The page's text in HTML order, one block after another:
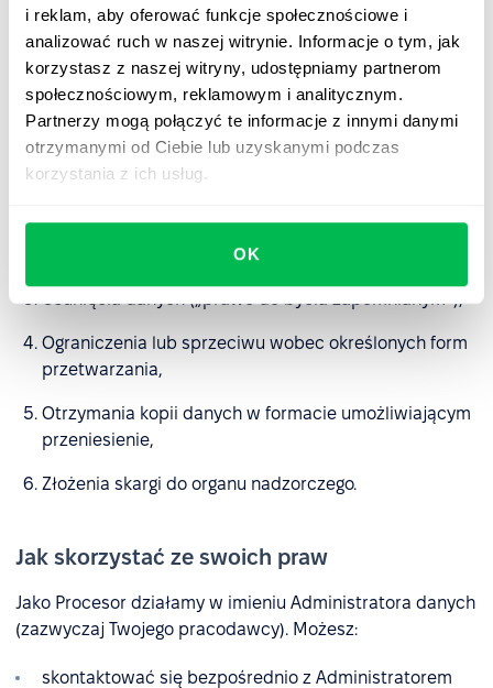
i reklam, aby oferować funkcje społecznościowe i
analizować ruch w naszej witrynie. Informacje o tym, jak
korzystasz z naszej witryny, udostępniamy partnerom
społecznościowym, reklamowym i analitycznym.
Partnerzy mogą połączyć te informacje z innymi danymi
otrzymanymi od Ciebie lub uzyskanymi podczas
korzystania z ich usług.
OK
Szczegóły publikujemy w naszymTrust Hub.
Twoje prawa wynikające z RODO
Masz prawo do:
Dostępu do swoich danych osobowych,
Sprostowania nieprawidłowych lub nieaktualnych
Ograniczenia lub sprzeciwu wobec określonych form
przetwarzania,
Otrzymania kopii danych w formacie umożliwiającym
przeniesienie,
Złożenia skargi do organu nadzorczego.
Jak skorzystać ze swoich praw
Jako Procesor działamy w imieniu Administratora danych
(zazwyczaj Twojego pracodawcy). Możesz:
skontaktować się bezpośrednio z Administratorem